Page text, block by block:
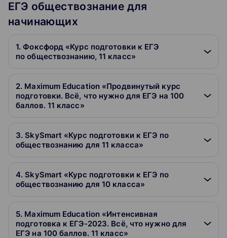
ЕГЭ обществознание для
начинающих
1. Фоксфорд «Курс подготовки к ЕГЭ
по обществознанию, 11 класс»
2. Maximum Education «Продвинутый курс
подготовки. Всё, что нужно для ЕГЭ на 100
баллов. 11 класс»
3. SkySmart «Курс подготовки к ЕГЭ по
обществознанию для 11 класса»
4. SkySmart «Курс подготовки к ЕГЭ по
обществознанию для 10 класса»
5. Maximum Education «Интенсивная
подготовка к ЕГЭ-2023. Всё, что нужно для
ЕГЭ на 100 баллов. 11 класс»